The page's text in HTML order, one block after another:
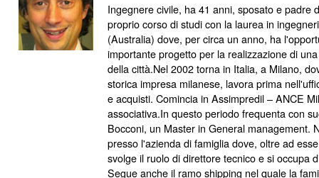
Ingegnere civile, ha 41 anni, sposato e padre
proprio corso di studi con la laurea in
(Australia) dove, per circa un anno, ha
importante progetto per la realizzazione di
della città.Nel 2002 torna in Italia, a Milano,
storica impresa milanese, lavora prima
e acquisti. Comincia in Assimpredil – ANCE
associativa.In questo periodo frequenta con
Bocconi, un Master in General management.
presso l'azienda di famiglia dove, oltre ad
svolge il ruolo di direttore tecnico e si occupa
Segue anche il ramo shipping nel quale la